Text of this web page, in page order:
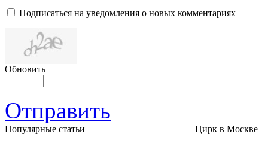
Подписаться на уведомления о новых комментариях
Обновить
Отправить
Популярные cтатьи
Цирк в Москве